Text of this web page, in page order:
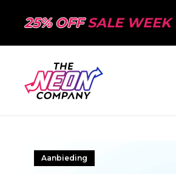
25% OFFSALE WEEK
Aanbieding